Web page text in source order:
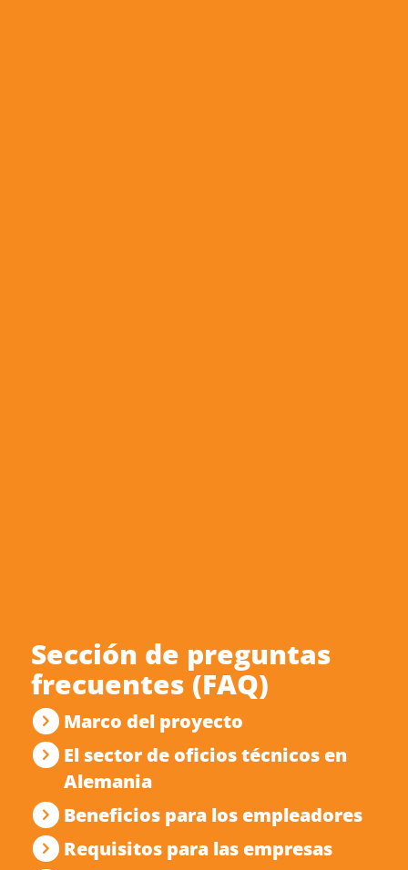
Sección de preguntas
frecuentes (FAQ)
Marco del proyecto
El sector de oficios técnicos en
Alemania
Beneficios para los empleadores
Requisitos para las empresas